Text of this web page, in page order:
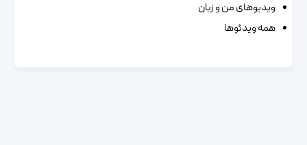
ویدیوهای من و زبان
همه ویدئوها